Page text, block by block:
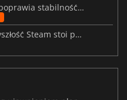
Nowa aktualizacja w Palworld poprawia stabilność Sunreach i walk z bossami
Projekt Helix znów w grze, przyszłość Steam stoi pod znakiem zapytania